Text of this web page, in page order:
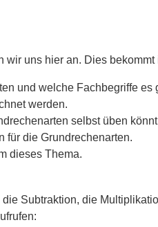
wir uns hier an. Dies bekommt
und welche Fachbegriffe es
werden.
selbst üben
für die Grundrechenarten.
dieses Thema.
Subtraktion, die